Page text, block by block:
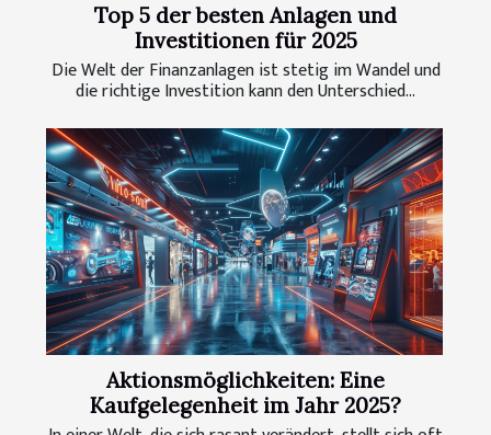
Top 5 der besten Anlagen und
Investitionen für 2025
Die Welt der Finanzanlagen ist stetig im Wandel und
die richtige Investition kann den Unterschied...
Aktionsmöglichkeiten: Eine
Kaufgelegenheit im Jahr 2025?